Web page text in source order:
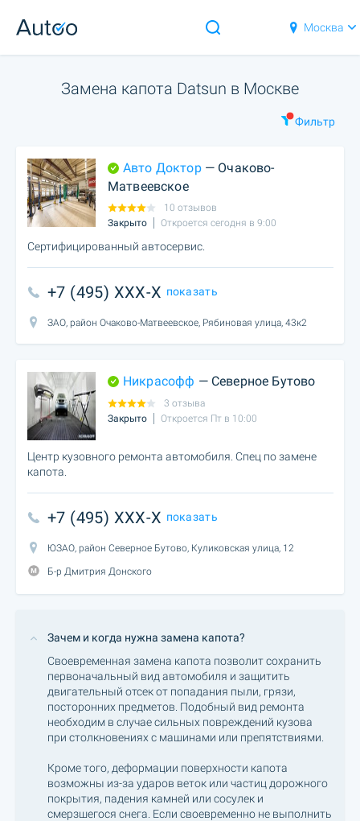
Москва
Замена капота Datsun в Москве
Фильтр
Авто Доктор— Очаково-
Матвеевское
10 отзывов
Закрыто
Откроется сегодня в 9:00
Сертифицированный автосервис.
+7 (495) XXX-X показать
ЗАО, район Очаково-Матвеевское, Рябиновая улица, 43к2
Никрасофф — Северное Бутово
3 отзыва
Закрыто
Откроется Пт в 10:00
Центр кузовного ремонта автомобиля. Спец по замене
капота.
+7 (495) XXX-X показать
ЮЗАО, район Северное Бутово, Куликовская улица, 12
Б-р Дмитрия Донского
Зачем и когда нужна замена капота?
Своевременная замена капота позволит сохранить
первоначальный вид автомобиля и защитить
двигательный отсек от попадания пыли, грязи,
посторонних предметов. Подобный вид ремонта
необходим в случае сильных повреждений кузова
при столкновениях с машинами или препятствиями.
Кроме того, деформации поверхности капота
возможны из-за ударов веток или частиц дорожного
покрытия, падения камней или сосулек и
смерзшегося снега. Если своевременно не выполнить